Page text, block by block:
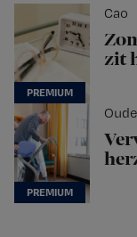
Cao
zit